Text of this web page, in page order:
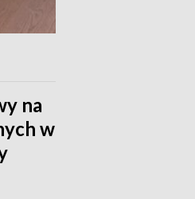
na
w